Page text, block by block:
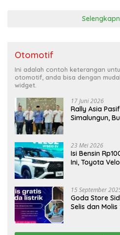
Otomotif
Ini adalah contoh keterangan
otomotif, anda bisa dengan
widget.
17 Juni 2026
Rally Asia
Simalungun,
23 Mei 2026
Isi Bensin
Ini, Toyota
15 September
Goda Store
Selis dan